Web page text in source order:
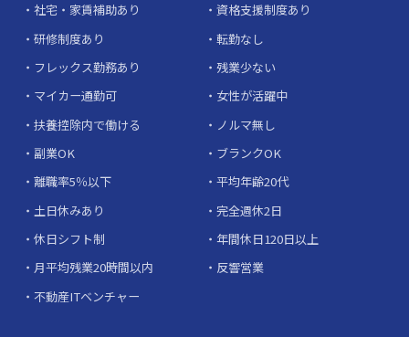
社宅・家賃補助あり
資格支援制度あり
研修制度あり
転勤なし
フレックス勤務あり
残業少ない
マイカー通勤可
女性が活躍中
扶養控除内で働ける
ノルマ無し
副業OK
ブランクOK
離職率5％以下
平均年齢20代
土日休みあり
完全週休2日
休日シフト制
年間休日120日以上
月平均残業20時間以内
反響営業
不動産ITベンチャー